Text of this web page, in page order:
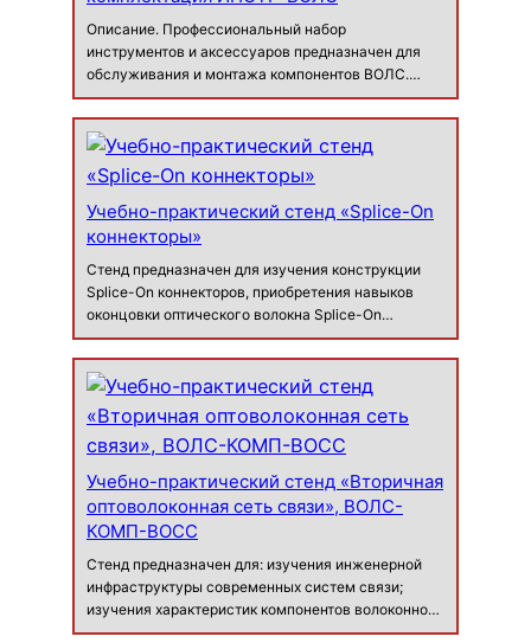
Описание. Профессиональный набор
инструментов и аксессуаров предназначен для
обслуживания и монтажа компонентов ВОЛС.
Набор укомплектован необходимыми для этих
целей инструментами ведущих производителей
(вплоть до лупы, фонарика и салфеток для
Учебно-практический стенд «Splice-On
коннекторы»
Стенд предназначен для изучения конструкции
Splice-On коннекторов, приобретения навыков
оконцовки оптического волокна Splice-On
коннекторами, а также работе с прецизионным
скалывателем и автоматическим сварочным
аппаратом. Варианты ко…
Учебно-практический стенд «Вторичная
оптоволоконная сеть связи», ВОЛС-
КОМП-ВОСС
Стенд предназначен для: изучения инженерной
инфраструктуры современных систем связи;
изучения характеристик компонентов волоконно-
оптических линий связи; получения опыта и